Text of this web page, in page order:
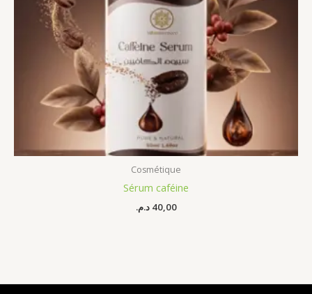
Cosmétique
Sérum caféine
40,00 د.م.